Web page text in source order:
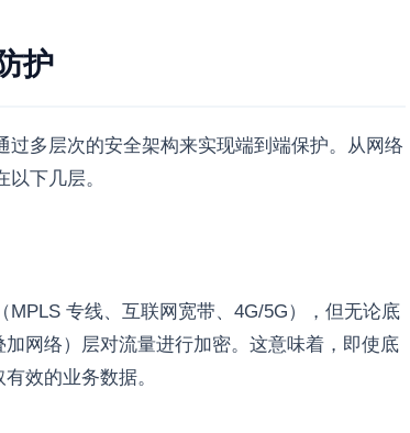
护
多层次的安全架构来实现端到端保护。从网络
下几层。
专线、互联网宽带、4G/5G），但无论底
网络）层对流量进行加密。这意味着，即使底
效的业务数据。